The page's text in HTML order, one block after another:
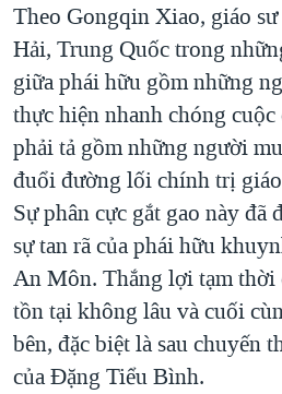
Theo Gongqin Xiao, giáo
Hải, Trung Quốc trong
giữa phái hữu gồm những
thực hiện nhanh chóng cuộc
phải tả gồm những người
đuổi đường lối chính trị
Sự phân cực gắt gao này đã
sự tan rã của phái hữu
An Môn. Thắng lợi tạm thời
tồn tại không lâu và cuối
bên, đặc biệt là sau chuyến
của Đặng Tiểu Bình.